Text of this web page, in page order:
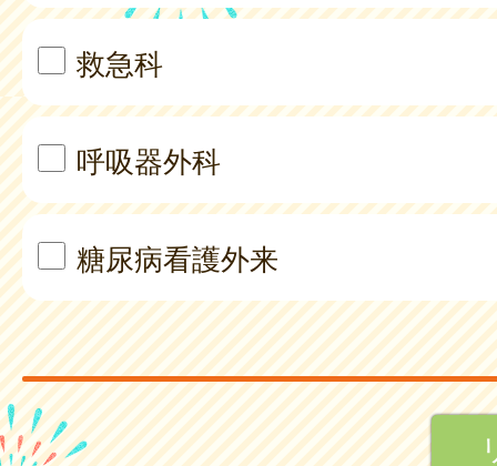
救急科
呼吸器外科
糖尿病看護外来